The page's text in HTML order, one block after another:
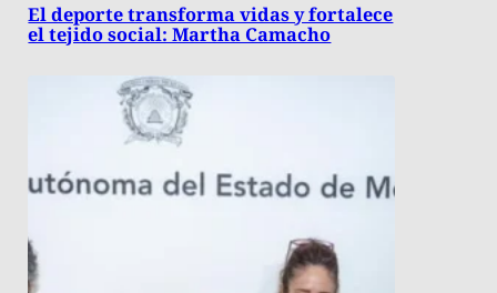
El deporte transforma vidas y fortalece
el tejido social: Martha Camacho